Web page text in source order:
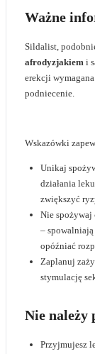
Ważne
Sildalist,
afrodyzjakiem i
erekcji
podniecenie.
Wskazówki
Unikaj
działania
zwiększyć
Nie spożywaj
–
opóźniać
Zaplanuj
stymulację
Nie należy
Przyjmujesz